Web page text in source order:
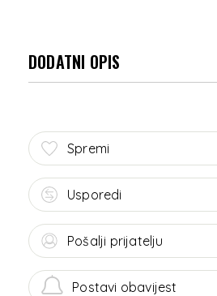
DODATNI OPIS
Spremi
Usporedi
Pošalji prijatelju
Postavi obavijest